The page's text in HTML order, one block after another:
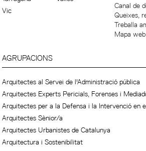
Vic
Canal de
Queixes,
Treballa
Mapa web
AGRUPACIONS
Arquitectes al Servei de l'Administració pública
Arquitectes Experts Pericials, Forenses i
Arquitectes per a la Defensa i la Intervenció en
Arquitectes Sènior/a
Arquitectes Urbanistes de Catalunya
Arquitectura i Sostenibilitat